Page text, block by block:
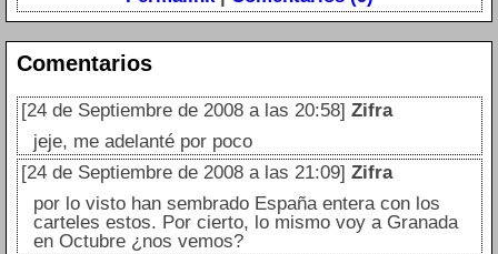
Comentarios
[24 de Septiembre de 2008 a las 20:58] Zifra
jeje, me adelanté por poco
[24 de Septiembre de 2008 a las 21:09] Zifra
por lo visto han sembrado España entera con los
carteles estos. Por cierto, lo mismo voy a Granada
en Octubre ¿nos vemos?